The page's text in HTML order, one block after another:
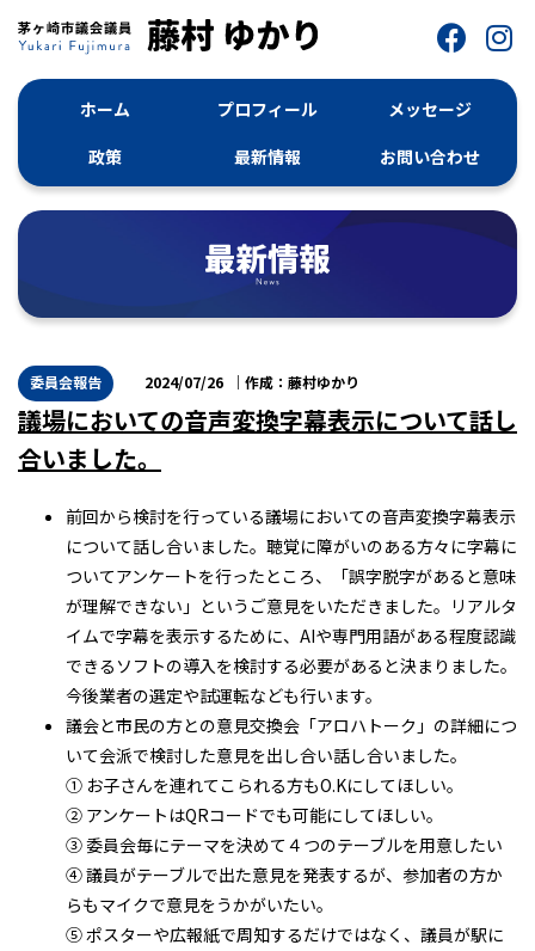
ホーム プロフィール
メッセージ
政策
最新情報 お問い合わせ
委員会報告 2024/07/26 藤村ゆかり
議場においての音声変換字幕表示について話し
合いました。
前回から検討を行っている議場においての音声変換字幕表示
について話し合いました。聴覚に障がいのある方々に字幕に
ついてアンケートを行ったところ、「誤字脱字があると意味
が理解できない」というご意見をいただきました。リアルタ
イムで字幕を表示するために、AIや専門用語がある程度認識
できるソフトの導入を検討する必要があると決まりました。
今後業者の選定や試運転なども行います。
議会と市民の方との意見交換会「アロハトーク」の詳細につ
いて会派で検討した意見を出し合い話し合いました。
① お子さんを連れてこられる方もO.Kにしてほしい。
② アンケートはQRコードでも可能にしてほしい。
③ 委員会毎にテーマを決めて４つのテーブルを用意したい
④ 議員がテーブルで出た意見を発表するが、参加者の方か
らもマイクで意見をうかがいたい。
⑤ ポスターや広報紙で周知するだけではなく、議員が駅に